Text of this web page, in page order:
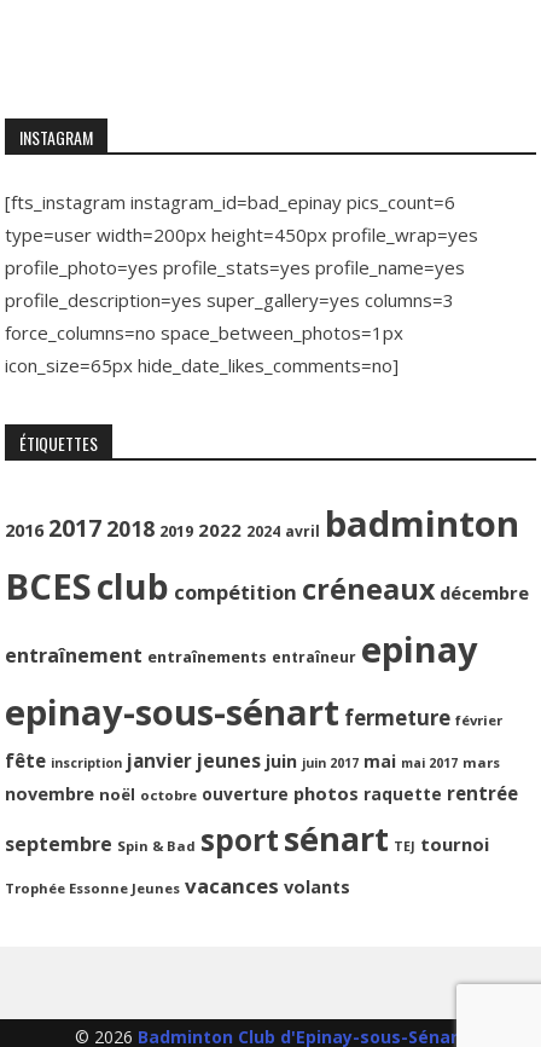
INSTAGRAM
[fts_instagram instagram_id=bad_epinay pics_count=6
type=user width=200px height=450px profile_wrap=yes
profile_photo=yes profile_stats=yes profile_name=yes
profile_description=yes super_gallery=yes columns=3
force_columns=no space_between_photos=1px
icon_size=65px hide_date_likes_comments=no]
ÉTIQUETTES
2016 2017 2018 2019 2022 2024 avril badminton
BCESclub compétition créneaux décembre
entraînement entraînements entraîneur epinay
epinay-sous-sénart fermeture février
fête inscription janvier jeunes juin juin 2017 mai mai 2017 mars
novembre noël octobre ouverture photos raquette rentrée
septembre Spin & Bad sportsénart TEJ tournoi
Trophée Essonne Jeunes vacances volants
© 2026 Badminton Club d'Epinay-sous-Sénart